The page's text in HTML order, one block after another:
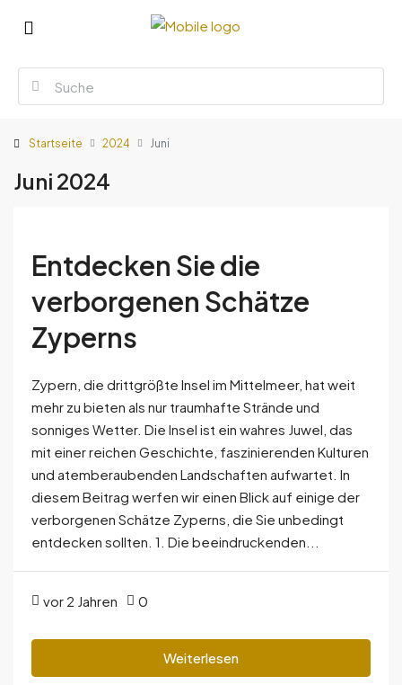
Startseite 2024 Juni
Juni 2024
Entdecken Sie die
verborgenen Schätze
Zyperns
Zypern, die drittgrößte Insel im Mittelmeer, hat weit
mehr zu bieten als nur traumhafte Strände und
sonniges Wetter. Die Insel ist ein wahres Juwel, das
mit einer reichen Geschichte, faszinierenden Kulturen
und atemberaubenden Landschaften aufwartet. In
diesem Beitrag werfen wir einen Blick auf einige der
verborgenen Schätze Zyperns, die Sie unbedingt
entdecken sollten. 1. Die beeindruckenden...
vor 2 Jahren 0
Weiterlesen